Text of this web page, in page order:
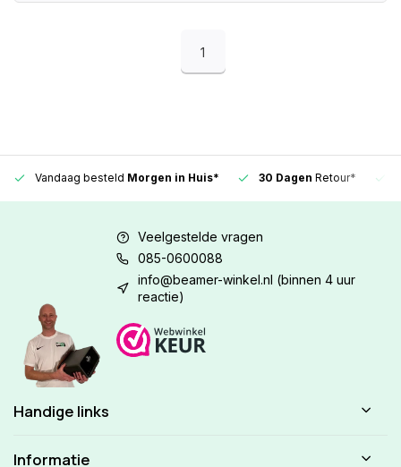
1
Vandaag besteld Morgen in Huis* 30 Dagen Retour*
Veelgestelde vragen
085-0600088
info@beamer-winkel.nl (binnen 4 uur
reactie)
Handige links
Informatie